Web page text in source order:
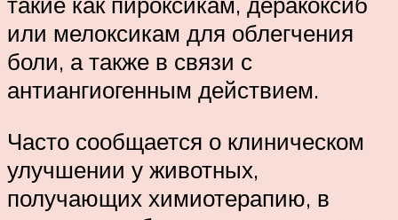
или мелоксикам для облегчения
боли, а также в связи с
антиангиогенным действием.
Часто сообщается о клиническом
улучшении у животных,
получающих химиотерапию, в